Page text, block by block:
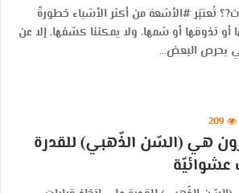
تُعتبَر #الأشعة من أكثر الأشياء خطورةً
أو تذوقها أو شمها، ولا يمكننا كشفها، إلا عن
يحرص البعض…
209
هي (السّن الذّهبي) للقدرة
عشوائيّة